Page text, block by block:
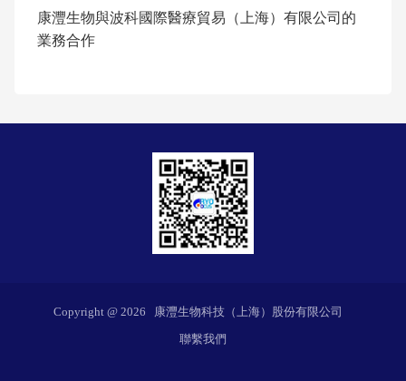
康灃生物與波科國際醫療貿易（上海）有限公司的
業務合作
Copyright @ 2026 康灃生物科技（上海）股份有限公司
聯繫我們